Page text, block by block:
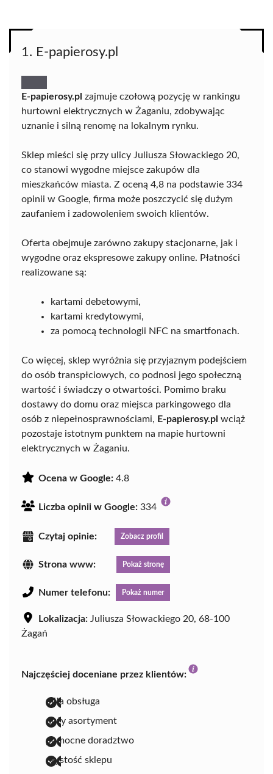
1. E-papierosy.pl
E-papierosy.pl zajmuje czołową pozycję w rankingu
hurtowni elektrycznych w Żaganiu, zdobywając
uznanie i silną renomę na lokalnym rynku.
Sklep mieści się przy ulicy Juliusza Słowackiego 20,
co stanowi wygodne miejsce zakupów dla
mieszkańców miasta. Z oceną 4,8 na podstawie 334
opinii w Google, firma może poszczycić się dużym
zaufaniem i zadowoleniem swoich klientów.
Oferta obejmuje zarówno zakupy stacjonarne, jak i
wygodne oraz ekspresowe zakupy online. Płatności
realizowane są:
kartami debetowymi,
kartami kredytowymi,
za pomocą technologii NFC na smartfonach.
Co więcej, sklep wyróżnia się przyjaznym podejściem
do osób transpłciowych, co podnosi jego społeczną
wartość i świadczy o otwartości. Pomimo braku
dostawy do domu oraz miejsca parkingowego dla
osób z niepełnosprawnościami, E-papierosy.pl wciąż
pozostaje istotnym punktem na mapie hurtowni
elektrycznych w Żaganiu.
Ocena w Google: 4.8
Liczba opinii w Google: 334
Czytaj opinie: Zobacz profil
Strona www: Pokaż stronę
Numer telefonu: Pokaż numer
Lokalizacja: Juliusza Słowackiego 20, 68-100
Żagań
Najczęściej doceniane przez klientów:
miła obsługa
duży asortyment
pomocne doradztwo
czystość sklepu